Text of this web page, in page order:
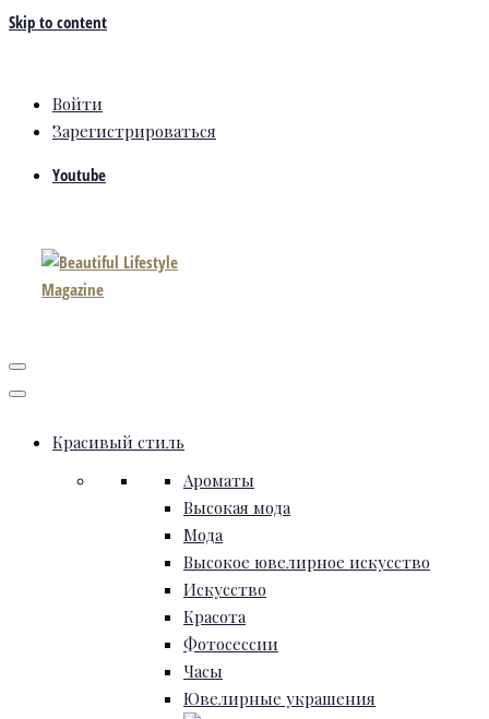
Skip to content
Войти
Зарегистрироваться
Youtube
Красивый стиль
Ароматы
Высокая мода
Мода
Высокое ювелирное искусство
Искусство
Красота
Фотосессии
Часы
Ювелирные украшения